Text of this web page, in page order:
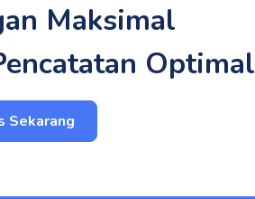
Maksimal
Optimal
Sekarang